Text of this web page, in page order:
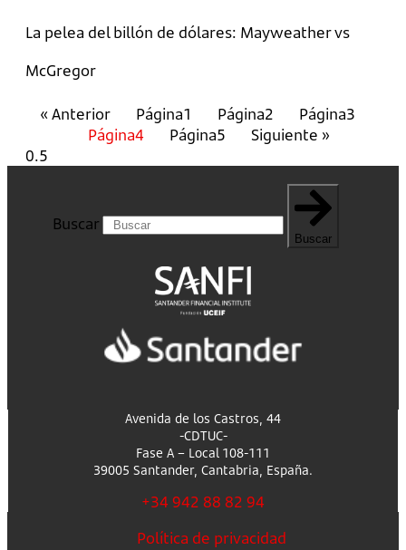
La pelea del billón de dólares: Mayweather vs
McGregor
« Anterior Página1 Página2 Página3
Página4 Página5 Siguiente »
Buscar
Buscar
Avenida de los Castros, 44
-CDTUC-
Fase A – Local 108-111
39005 Santander, Cantabria, España.
+34 942 88 82 94
Política de privacidad